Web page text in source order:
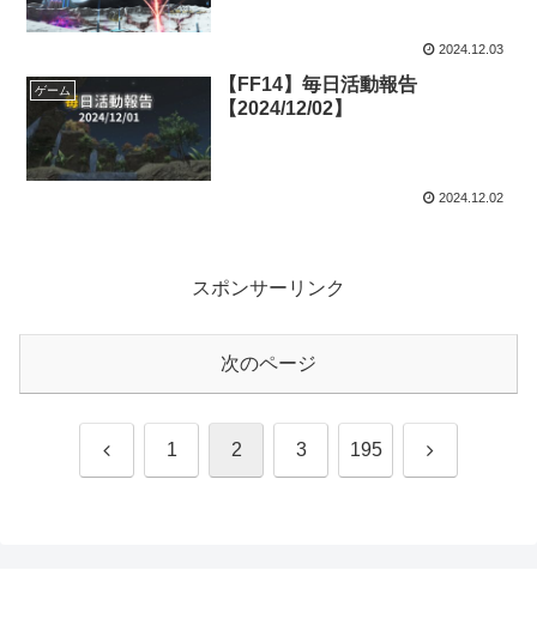
2024.12.03
ゲーム
【FF14】毎日活動報告
【2024/12/02】
2024.12.02
スポンサーリンク
次のページ
前 1 2 3 195 次